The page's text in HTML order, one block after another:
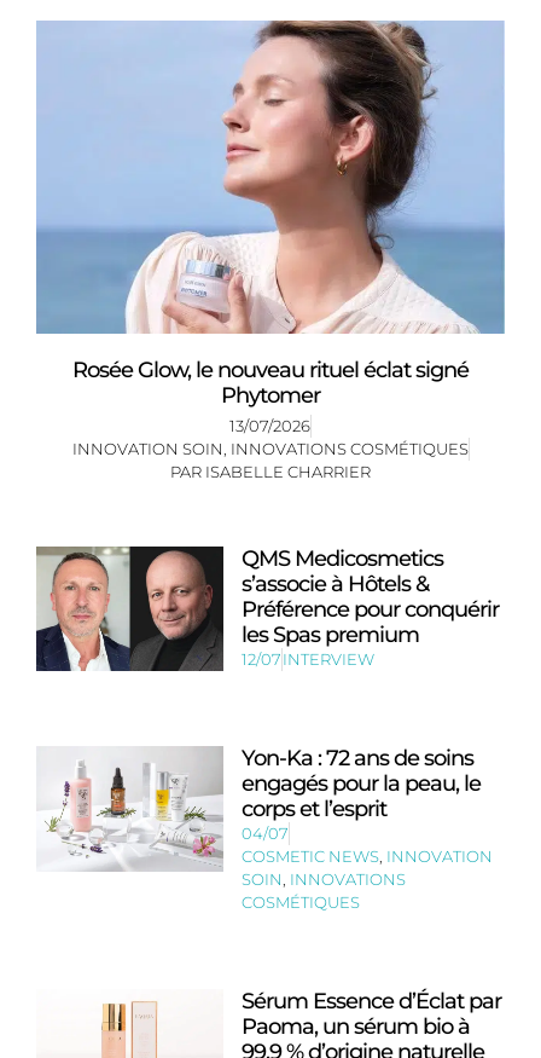
Rosée Glow, le nouveau rituel éclat signé
Phytomer
13/07/2026
INNOVATION SOIN INNOVATIONS COSMÉTIQUES
PAR ISABELLE CHARRIER
QMS Medicosmetics
s’associe à Hôtels &
Préférence pour conquérir
les Spas premium
12/07INTERVIEW
Yon-Ka : 72 ans de soins
engagés pour la peau, le
corps et l’esprit
04/07
COSMETIC NEWS, INNOVATION
SOIN, INNOVATIONS
COSMÉTIQUES
Sérum Essence d’Éclat par
Paoma, un sérum bio à
99,9 % d’origine naturelle